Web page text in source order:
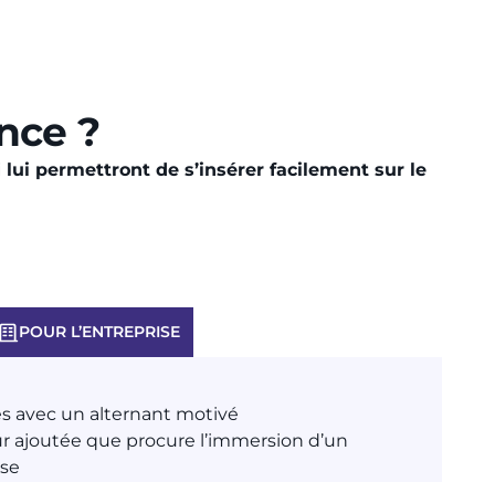
?
permettront de s’insérer facilement sur le
POUR L’ENTREPRISE
avec un alternant motivé
ajoutée que procure l’immersion d’un